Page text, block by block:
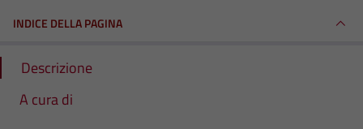
INDICE DELLA PAGINA
Descrizione
A cura di